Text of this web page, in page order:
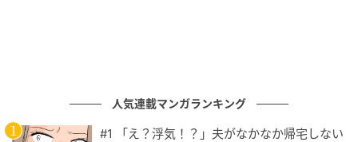
所有権を手放す「有償引き取り」を利用するケースも
増えています。
人気連載マンガランキング
#1 「え？浮気！？」夫がなかなか帰宅しない